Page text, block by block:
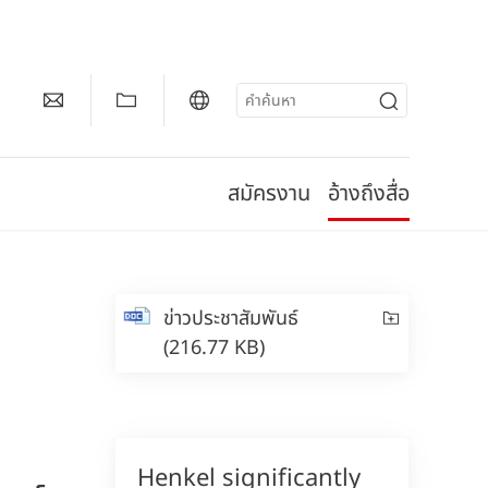
สมัครงาน อ้างถึงสื่อ
ข่าวประชาสัมพันธ์
(216.77 KB)
Henkel significantly